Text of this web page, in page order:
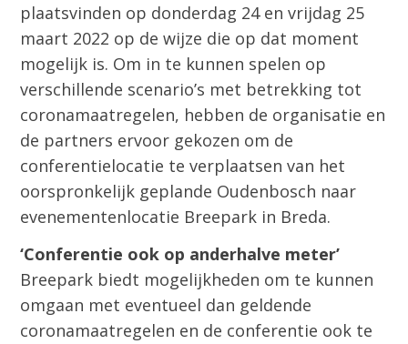
plaatsvinden op donderdag 24 en vrijdag 25
maart 2022 op de wijze die op dat moment
mogelijk is. Om in te kunnen spelen op
verschillende scenario’s met betrekking tot
coronamaatregelen, hebben de organisatie en
de partners ervoor gekozen om de
conferentielocatie te verplaatsen van het
oorspronkelijk geplande Oudenbosch naar
evenementenlocatie Breepark in Breda.
‘Conferentie ook op anderhalve meter’
Breepark biedt mogelijkheden om te kunnen
omgaan met eventueel dan geldende
coronamaatregelen en de conferentie ook te